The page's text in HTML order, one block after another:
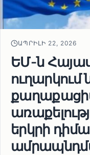
ԱՊՐԻԼԻ 22, 2026
ԵՄ-ն
ուղարկում
երկրի